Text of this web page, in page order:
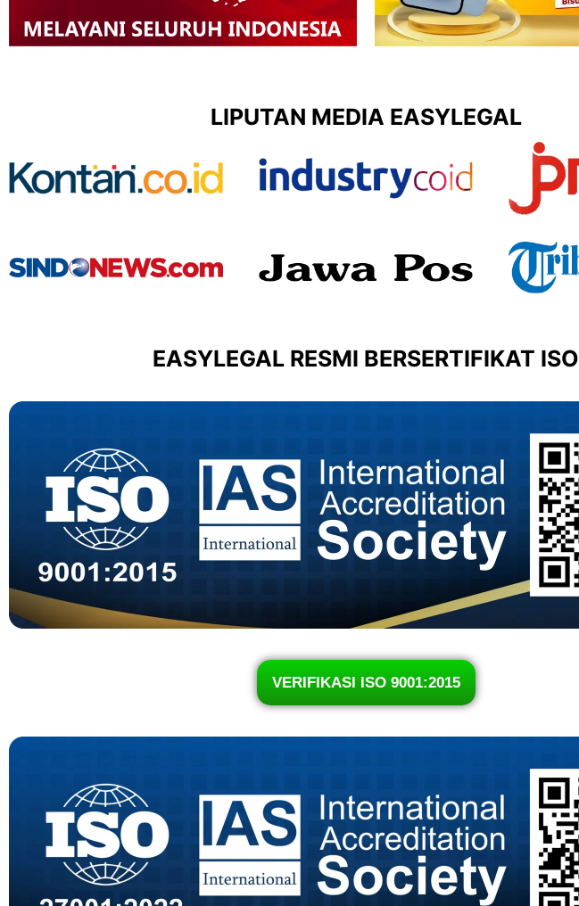
LIPUTAN MEDIA EASYLEGAL
EASYLEGAL RESMI BERSERTIFIKAT ISO
VERIFIKASI ISO 9001:2015